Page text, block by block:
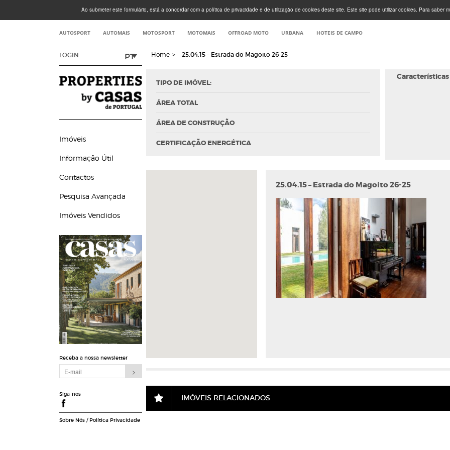
Ao submeter este formulário, está a concordar com a política de privacidade e de utilização de cookies deste site. Este site pode utilizar cookies. Para saber
AUTOSPORT AUTOMAIS MOTOSPORT MOTOMAIS OFFROAD MOTO URBANA HOTEIS DE CAMPO
LOGIN PT
Imóveis
Informação Útil
Contactos
Pesquisa Avançada
Imóveis Vendidos
Receba a nossa newsletter
Siga-nos
Sobre Nós/ Política Privacidade
Home > 25.04.15 – Estrada do Magoito 26-25
TIPO DE IMÓVEL:
ÁREA TOTAL
ÁREA DE CONSTRUÇÃO
CERTIFICAÇÃO ENERGÉTICA
Características
25.04.15 – Estrada do Magoito 26-25
IMÓVEIS RELACIONADOS